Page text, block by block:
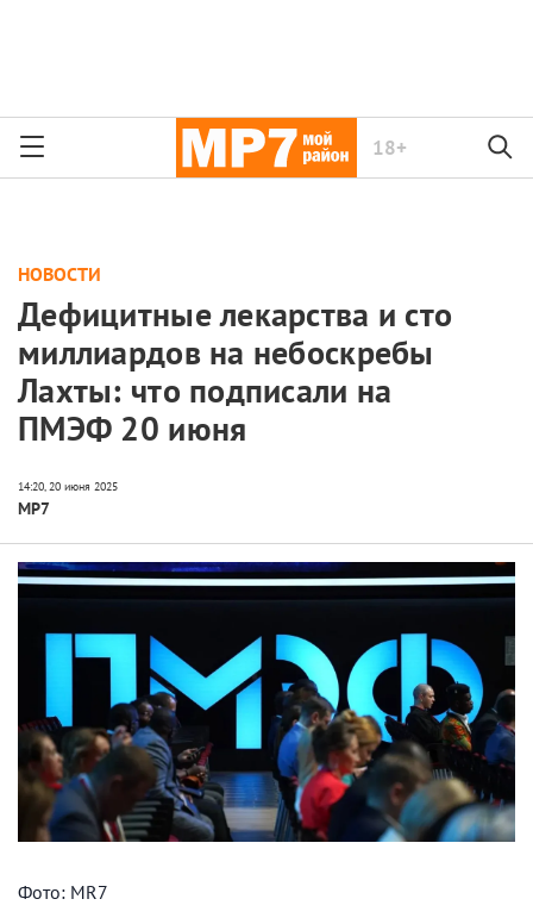
18+
НОВОСТИ
Дефицитные лекарства и сто
миллиардов на небоскребы
Лахты: что подписали на
ПМЭФ 20 июня
МР7
Фото: MR7